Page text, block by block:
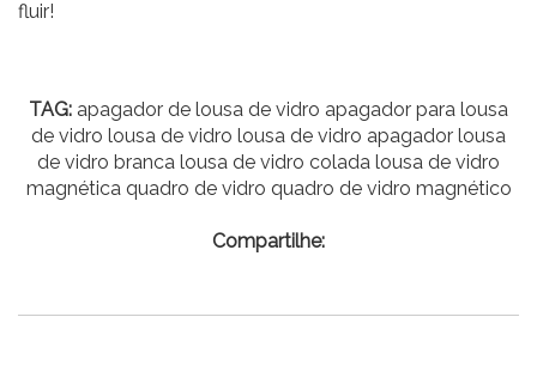
fluir!
TAG: apagador de lousa de vidro apagador para lousa
de vidro lousa de vidro lousa de vidro apagador lousa
de vidro branca lousa de vidro colada lousa de vidro
magnética quadro de vidro quadro de vidro magnético
Compartilhe: